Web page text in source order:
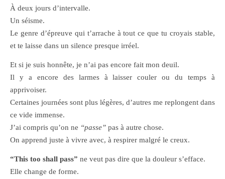
À deux jours d’intervalle.
Un séisme.
Le genre d’épreuve qui t’arrache à tout ce que tu croyais stable,
et te laisse dans un silence presque irréel.
Et si je suis honnête, je n’ai pas encore fait mon deuil.
Il y a encore des larmes à laisser couler ou du temps à
apprivoiser.
Certaines journées sont plus légères, d’autres me replongent dans
ce vide immense.
J’ai compris qu’on ne “passe” pas à autre chose.
On apprend juste à vivre avec, à respirer malgré le creux.
“This too shall pass” ne veut pas dire que la douleur s’efface.
Elle change de forme.